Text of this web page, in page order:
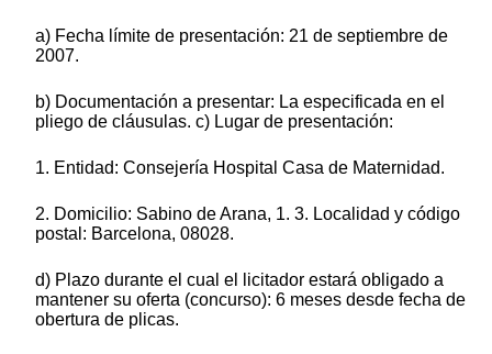
a) Fecha límite de presentación: 21 de septiembre de
2007.
b) Documentación a presentar: La especificada en el
pliego de cláusulas. c) Lugar de presentación:
1. Entidad: Consejería Hospital Casa de Maternidad.
2. Domicilio: Sabino de Arana, 1. 3. Localidad y código
postal: Barcelona, 08028.
d) Plazo durante el cual el licitador estará obligado a
mantener su oferta (concurso): 6 meses desde fecha de
obertura de plicas.